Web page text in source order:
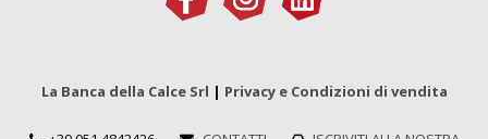
La Banca della Calce Srl | Privacy e Condizioni di vendita